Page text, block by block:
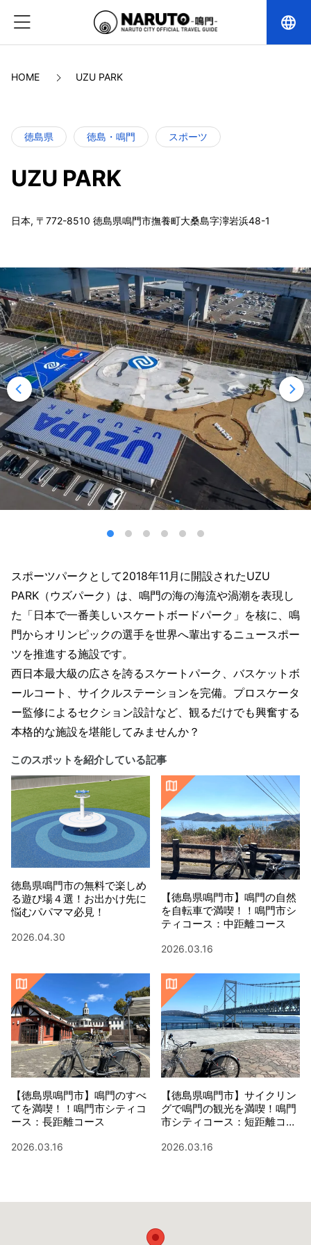
language
HOME UZU PARK
徳島県 徳島・鳴門 スポーツ
UZU PARK
日本, 〒772-8510 徳島県鳴門市撫養町大桑島字濘岩浜48-1
スポーツパークとして2018年11月に開設されたUZU
PARK（ウズパーク）は、鳴門の海の海流や渦潮を表現し
た「日本で一番美しいスケートボードパーク」を核に、鳴
門からオリンピックの選手を世界へ輩出するニュースポー
ツを推進する施設です。
西日本最大級の広さを誇るスケートパーク、バスケットボ
ールコート、サイクルステーションを完備。プロスケータ
ー監修によるセクション設計など、観るだけでも興奮する
本格的な施設を堪能してみませんか？
このスポットを紹介している記事
徳島県鳴門市の無料で楽しめ
る遊び場４選！お出かけ先に
悩むパパママ必見！
2026.04.30
【徳島県鳴門市】鳴門の自然
を自転車で満喫！！鳴門市シ
ティコース：中距離コース
2026.03.16
【徳島県鳴門市】鳴門のすべ
てを満喫！！鳴門市シティコ
ース：長距離コース
2026.03.16
【徳島県鳴門市】サイクリン
グで鳴門の観光を満喫！鳴門
市シティコース：短距離コー
2026.03.16